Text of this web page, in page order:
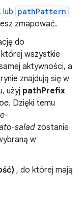
lub pathPattern
zmapować.
do
wszystkie
aktywności, a
znajdują się w
użyj pathPrefix
Dzięki temu
salad zostanie
w
, do której mają